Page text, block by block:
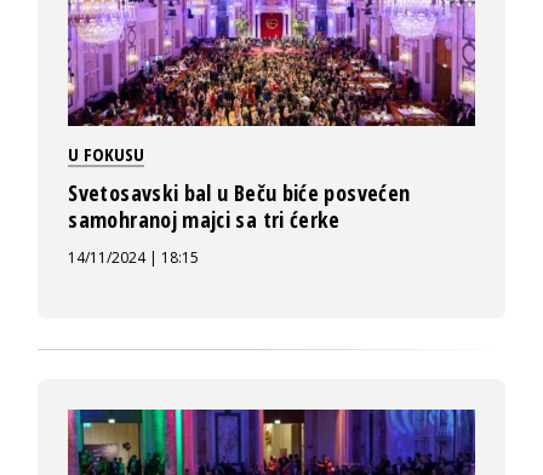
U FOKUSU
Svetosavski bal u Beču biće posvećen
samohranoj majci sa tri ćerke
14/11/2024 | 18:15